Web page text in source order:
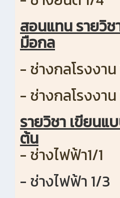
สอนแทน รายวิ
มือกล
- ช่างกลโรงงาน
- ช่างกลโรงงาน
รายวิชา เขียนแ
ต้น
- ช่างไฟฟ้า1/1
- ช่างไฟฟ้า 1/3